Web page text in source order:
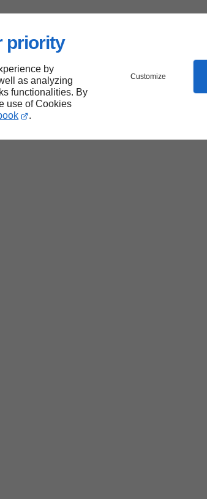
priority
by
as analyzing
functionalities. By
use of Cookies
.
Customize